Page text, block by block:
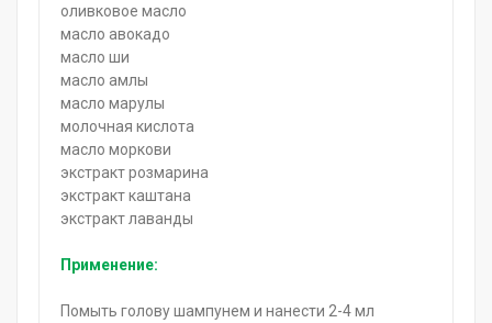
оливковое масло
масло авокадо
масло ши
масло амлы
масло марулы
молочная кислота
масло моркови
экстракт розмарина
экстракт каштана
экстракт лаванды
Применение:
Помыть голову шампунем и нанести 2-4 мл